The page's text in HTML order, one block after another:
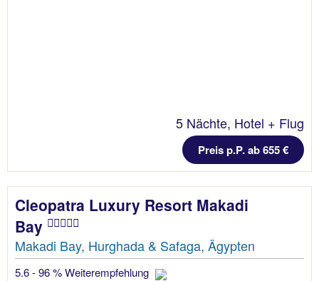
5 Nächte, Hotel + Flug
Preis p.P. ab 655 €
Cleopatra Luxury Resort Makadi
Bay
Makadi Bay, Hurghada & Safaga, Ägypten
5.6 - 96 % Weiterempfehlung